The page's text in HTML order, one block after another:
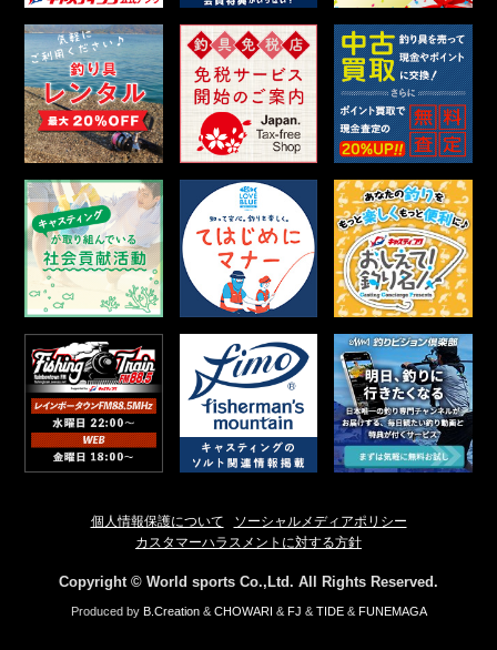
個人情報保護について
ソーシャルメディアポリシー
カスタマーハラスメントに対する方針
Copyright © World sports Co.,Ltd. All Rights Reserved.
Produced by B.Creation& CHOWARI & FJ & TIDE& FUNEMAGA